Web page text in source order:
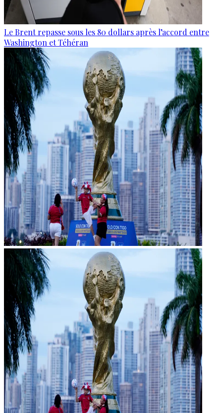
Le Brent repasse sous les 80 dollars après l’accord entre
Washington et Téhéran